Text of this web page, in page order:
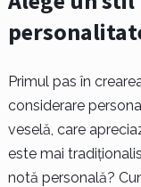
Primul pas în
considerare
veselă, care
este mai
notă personală?